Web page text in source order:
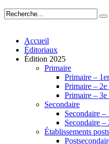
Accueil
Éditoriaux
Édition 2025
Primaire
Primaire –
Primaire – 2e
Primaire – 3e
Secondaire
Secondaire –
Secondaire –
Établissements